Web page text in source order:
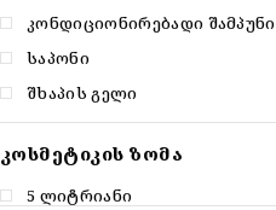
კონდიციონირებადი შამპუნი
საპონი
შხაპის გელი
ᲙᲝᲡᲛᲔᲢᲘᲙᲘᲡ ᲖᲝᲛᲐ
5 ლიტრიანი